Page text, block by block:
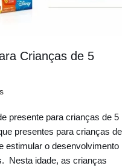
Crianças de 5
presente para crianças de 5
presentes para crianças de
estimular o desenvolvimento
Nesta idade, as crianças